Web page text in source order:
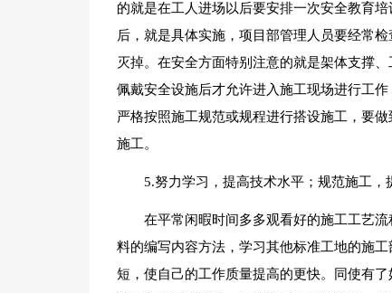
的就是在工人进场以后要安排一次安全教育
后，就是具体实施，项目部管理人员要经常
灭掉。在安全方面特别注意的就是架体支撑
佩戴安全设施后才允许进入施工现场进行工
严格按照施工规范或规程进行搭设施工，要
施工。
5.努力学习，提高技术水平；规范施工，
在平常闲暇时间多多观看好的施工工艺
料的编写内容方法，学习其他标准工地的施
短，使自己的工作质量提高的更快。同使有